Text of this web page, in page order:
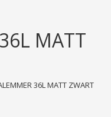
MATT
36L MATT ZWART